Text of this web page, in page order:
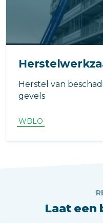
Herstel van
gevels
WBLO
Laat een